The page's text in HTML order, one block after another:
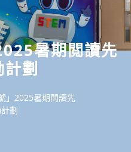
暑期閲讀先
劃
」2025暑期閲讀先
劃